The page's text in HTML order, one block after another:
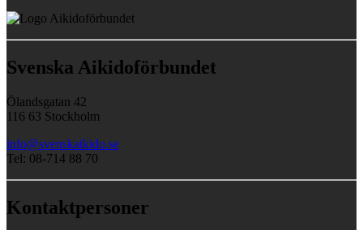
Svenska Aikidoförbundet
Ölandsgatan 42
116 63 Stockholm
info@svenskaikido.se
Tel: 08-714 88 70
Kontaktpersoner